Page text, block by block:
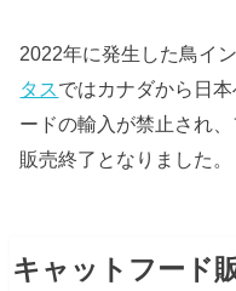
2022年に発生した鳥イ
タスではカナダから日
ードの輸入が禁止され
販売終了となりました。
キャットフード